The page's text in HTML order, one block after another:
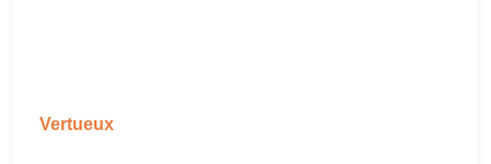
Vertueux